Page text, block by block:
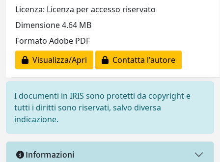
Licenza: Licenza per accesso riservato
Dimensione 4.64 MB
Formato Adobe PDF
Visualizza/Apri
Contatta l'autore
I documenti in IRIS sono protetti da copyright e
tutti i diritti sono riservati, salvo diversa
indicazione.
Informazioni